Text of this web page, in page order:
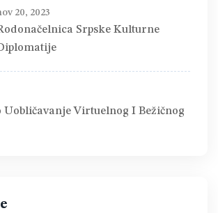
20, 2023
Srpske Kulturne
Virtuelnog I Bežičnog